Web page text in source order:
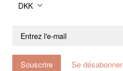
DKK
Souscrire Se désabonner